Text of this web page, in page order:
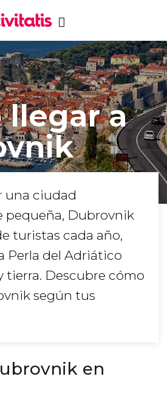
llegar a
una ciudad
pequeña, Dubrovnik
turistas cada año,
Perla del Adriático
tierra. Descubre cómo
según tus
en